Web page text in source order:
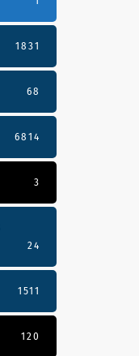
1831
68
6814
3
24
1511
120